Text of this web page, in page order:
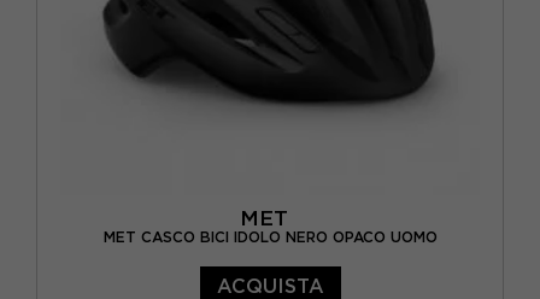
MET
MET CASCO BICI IDOLO NERO OPACO UOMO
ACQUISTA